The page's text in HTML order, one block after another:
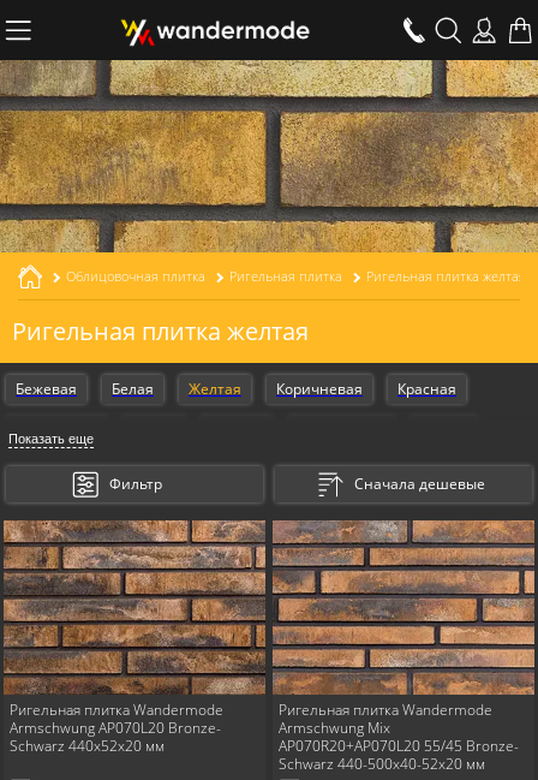
Облицовочная плитка Ригельная плитка Ригельная плитка желтая
Ригельная плитка желтая
Бежевая Белая Желтая Коричневая Красная
Оранжевая
Показать еще
Фильтр Сначала дешевые
Ригельная плитка Wandermode
Armschwung AP070L20 Bronze-
Schwarz 440x52x20 мм
Ригельная плитка Wandermode
Armschwung Mix
AP070R20+AP070L20 55/45 Bronze-
Schwarz 440-500x40-52x20 мм